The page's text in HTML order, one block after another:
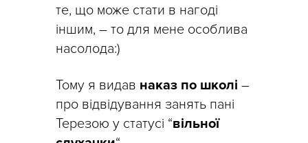
те, що може стати в нагоді
іншим, – то для мене особлива
насолода:)
Тому я видав наказ по школі –
про відвідування занять пані
Терезою у статусі “вільної